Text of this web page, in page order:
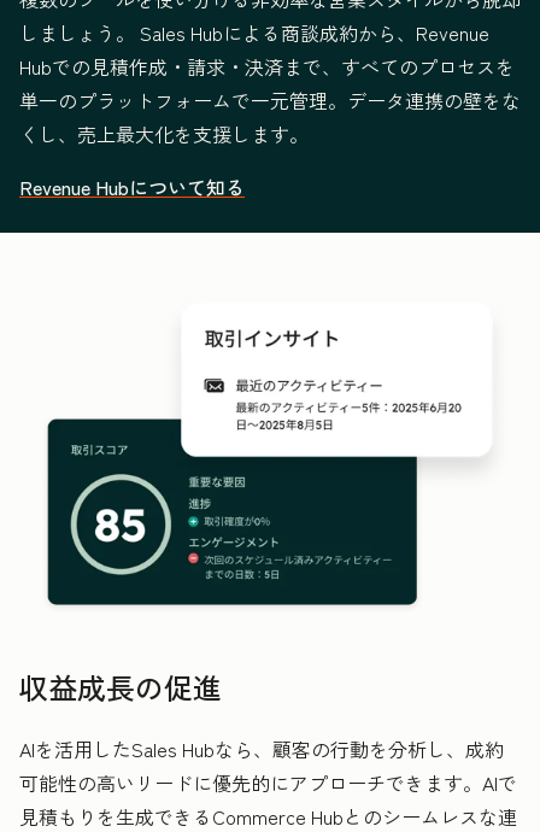
しましょう。 Sales Hubによる商談成約から、Revenue
Hubでの見積作成・請求・決済まで、すべてのプロセスを
単一のプラットフォームで一元管理。データ連携の壁をな
くし、売上最大化を支援します。
Revenue Hubについて知る
収益成長の促進
AIを活用したSales Hubなら、顧客の行動を分析し、成約
可能性の高いリードに優先的にアプローチできます。AIで
見積もりを生成できるCommerce Hubとのシームレスな連